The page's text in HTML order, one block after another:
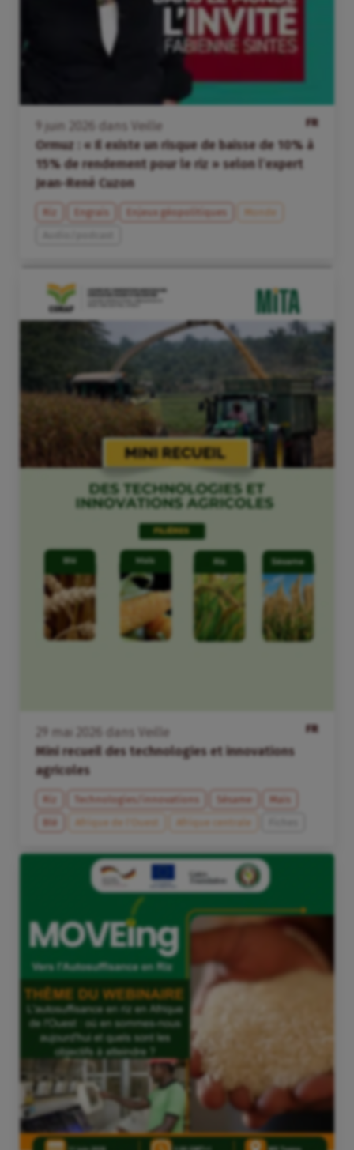
FR
juin dans
Veille
Ormuz : « Il existe un risque de baisse de 10% à
15% de rendement pour le riz » selon l’expert
Jean-René Cuzon
Engrais Enjeux géopolitiques
Monde
FR
mai dans
Veille
Mini recueil des technologies et innovations
agricoles
Riz Technologies/innovations Sésame
Maïs
Blé
Afrique de l’Ouest Afrique centrale